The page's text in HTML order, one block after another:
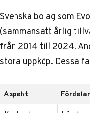
Svenska bolag som
(sammansatt årlig
från 2014 till 2024.
stora uppköp. Dessa
Aspekt